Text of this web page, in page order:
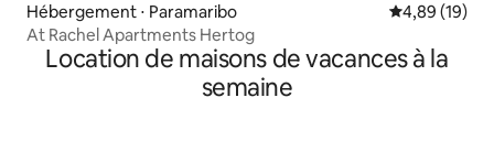
Hébergement ⋅ Paramaribo Évaluation
4,89 (19)
At Rachel Apartments Hertog
Location de maisons de vacances à la
semaine